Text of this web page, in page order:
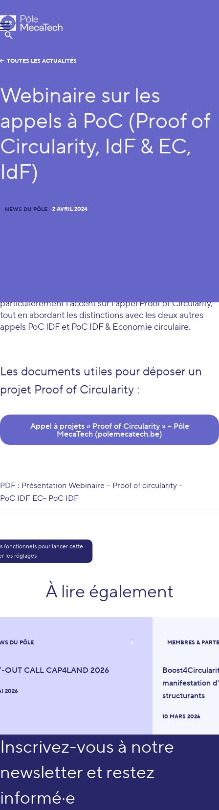
Pôle MecaTech
Menu
Afficher la Recherche
FR
EN
TOUTES LES ACTUALITÉS
Webinaire sur les
appels à PoC (Proof of
Circularity, IdF & EC,
IdF)
NEWS DU PÔLE 2 AVRIL 2024
particulièrement l’accent sur l’appel Proof of Circularity,
tout en abordant les distinctions avec les deux autres
appels PoC IDF et PoC IDF & Economie circulaire.
Les documents utiles pour déposer un
projet Proof of Circularity :
Appel à projets « Proof of Circularity » – Pôle
MecaTech (polemecatech.be)
PDF : Présentation Webinaire – Proof of circularity –
PoC IDF EC- PoC IDF
play_video
fonctionnels pour lancer cette
les réglages
À lire également
OUT CALL CAP4LAND 2026
2026
DU PÔLE
manifestation
structurants
10 MARS 2026
MEMBRES &
Inscrivez-vous à notre
newsletter et restez
informé·e